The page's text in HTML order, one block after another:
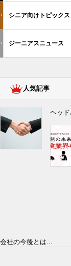
シニア向けトピックス
ジーニアスニュース
人気記事
ヘッ
会社の今後とは...